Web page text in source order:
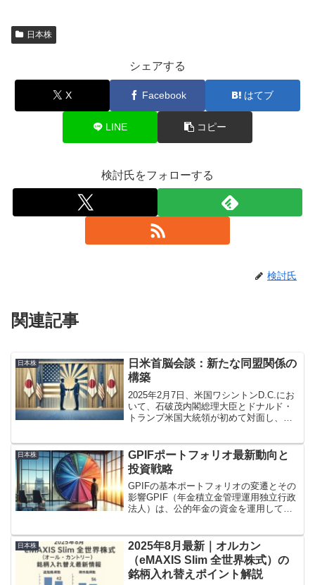
日本株
シェアする
X Facebook はてブ
LINE コピー
検討氏をフォローする
検討氏
関連記事
日本株
日米首脳会談：新たな同盟関係の
構築
2025年2月7日、米国ワシントンD.C.にお
いて、石破茂内閣総理大臣とドナルド・
トランプ米国大統領が初めて対面し、約1
日本株
GPIFポートフォリオ最新動向と
投資戦略
GPIFの基本ポートフォリオの変遷とその
影響GPIF（年金積立金管理運用独立行政
法人）は、公的年金の資金を運用してお
は、オランダ公的年金基金との共同投資
プログラムの...
日本株
2025年8月最新｜オルカン
（eMAXIS Slim 全世界株式）の
銘柄入れ替えポイント解説